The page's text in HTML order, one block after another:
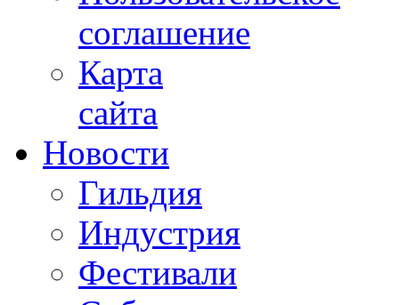
соглашение
Карта
сайта
Новости
Гильдия
Индустрия
Фестивали